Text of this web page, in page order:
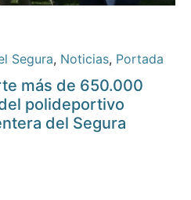
Segura, Noticias, Portada
más de 650.000
polideportivo
del Segura